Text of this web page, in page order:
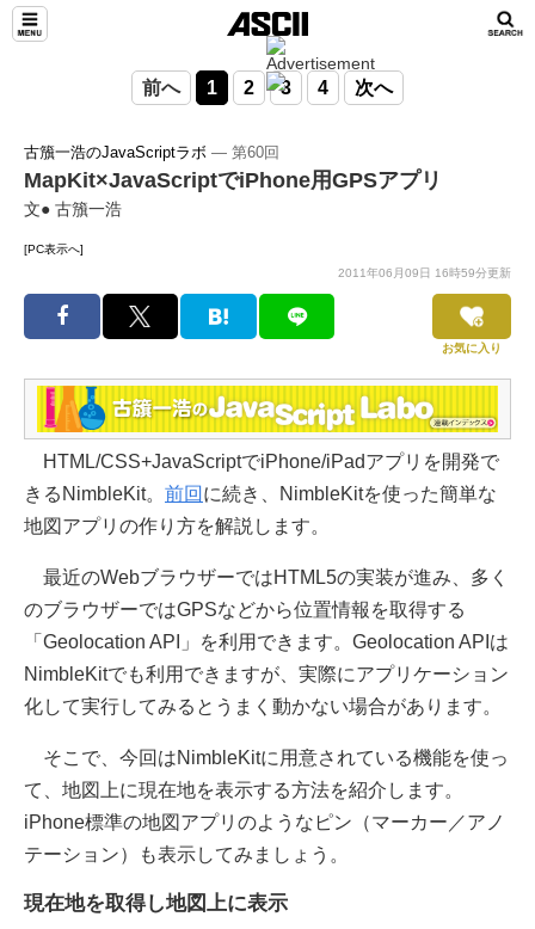
前へ 1 2 3 4 次へ
古籏一浩のJavaScriptラボ ― 第60回
MapKit×JavaScriptでiPhone用GPSアプリ
文● 古籏一浩
[PC表示へ]
2011年06月09日 16時59分更新
お気に入り
HTML/CSS+JavaScriptでiPhone/iPadアプリを開発で
きるNimbleKit。 前回 に続き、NimbleKitを使った簡単な
地図アプリの作り方を解説します。
最近のWebブラウザーではHTML5の実装が進み、多く
のブラウザーではGPSなどから位置情報を取得する
「Geolocation API」を利用できます。Geolocation APIは
NimbleKitでも利用できますが、実際にアプリケーション
化して実行してみるとうまく動かない場合があります。
そこで、今回はNimbleKitに用意されている機能を使っ
て、地図上に現在地を表示する方法を紹介します。
iPhone標準の地図アプリのようなピン（マーカー／アノ
テーション）も表示してみましょう。
現在地を取得し地図上に表示